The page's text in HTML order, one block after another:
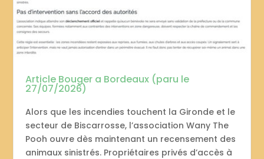
Article Bouger a Bordeaux (paru le
27/07/2026)
Alors que les incendies touchent la Gironde et le
secteur de Biscarrosse, l’association Wany The
Pooh ouvre dès maintenant un recensement des
animaux sinistrés. Propriétaires privés d’accès à